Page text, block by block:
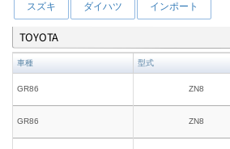
スズキ ダイハツ インポート
TOYOTA
車種 型式
GR86 ZN8
GR86 ZN8